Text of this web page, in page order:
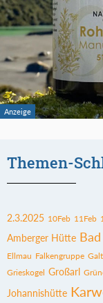
Themen-
2.3.2025 10Feb 11Feb
Amberger Hütte
Ellmau Falkengruppe
Grieskogel Großarl
Johannishütte